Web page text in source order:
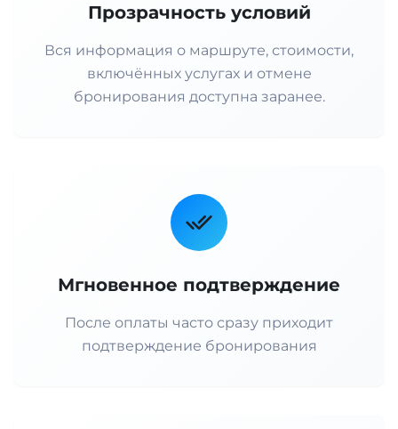
Прозрачность условий
Вся информация о маршруте, стоимости,
включённых услугах и отмене
бронирования доступна заранее.
Мгновенное подтверждение
После оплаты часто сразу приходит
подтверждение бронирования